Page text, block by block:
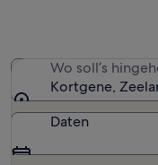
Wo soll’s
Kortgene,
Daten